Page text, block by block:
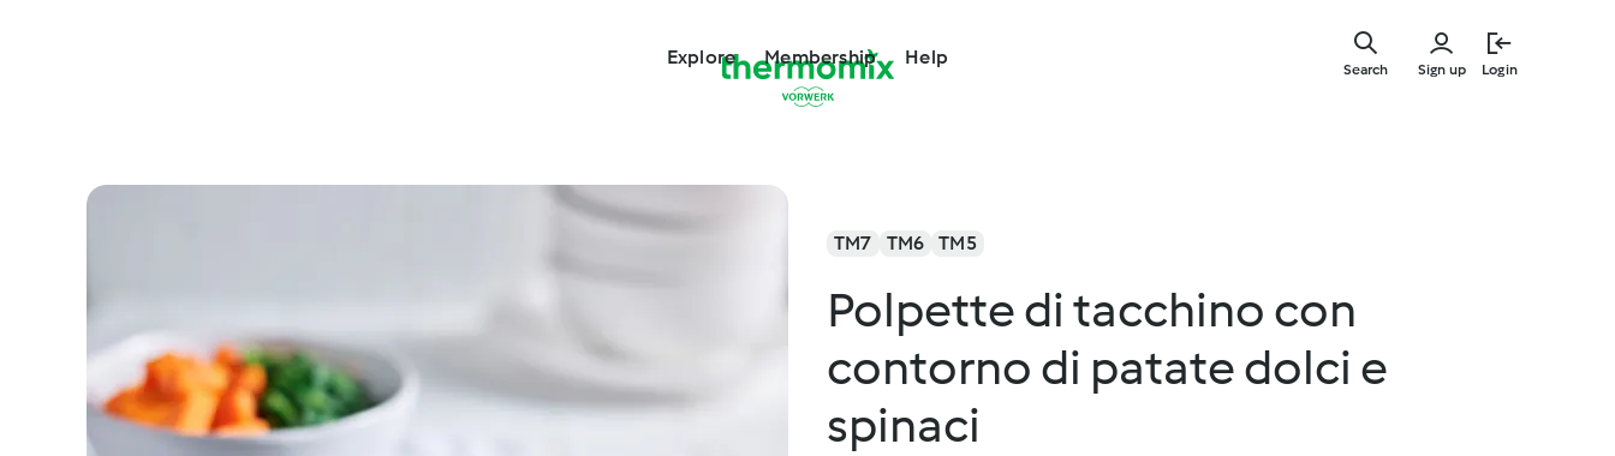
Explore Membership Help
Sign up Login
Search
TM7 TM6 TM5
Polpette di tacchino con
contorno di patate dolci e
spinaci